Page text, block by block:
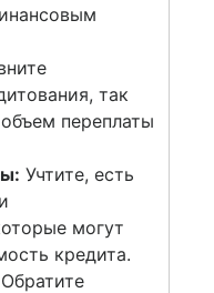
так
переплаты
Учтите, есть
могут
кредита.
Обратите